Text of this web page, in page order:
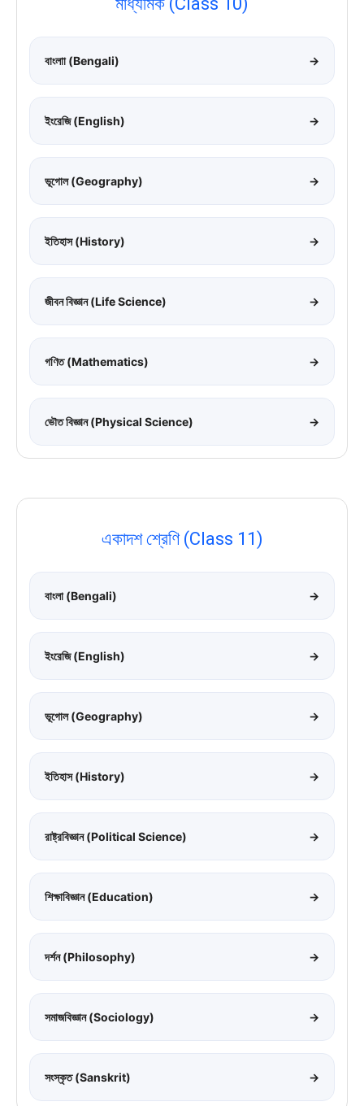
বাংলাা (Bengali) →
ইংরেজি (English) →
ভূগোল (Geography) →
ইতিহাস (History) →
জীবন বিজ্ঞান (Life Science) →
গণিত (Mathematics) →
ভৌত বিজ্ঞান (Physical Science) →
একাদশ শ্রেণি (Class 11)
বাংলা (Bengali) →
ইংরেজি (English) →
ভূগোল (Geography) →
ইতিহাস (History) →
রাষ্ট্রবিজ্ঞান (Political Science) →
শিক্ষাবিজ্ঞান (Education) →
দর্শন (Philosophy) →
সমাজবিজ্ঞান (Sociology) →
সংস্কৃত (Sanskrit) →